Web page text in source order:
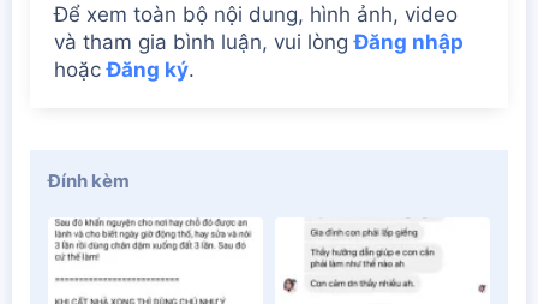
Để xem toàn bộ nội dung, hình ảnh, video
và tham gia bình luận, vui lòngĐăng nhập
hoặcĐăng ký.
Đính kèm